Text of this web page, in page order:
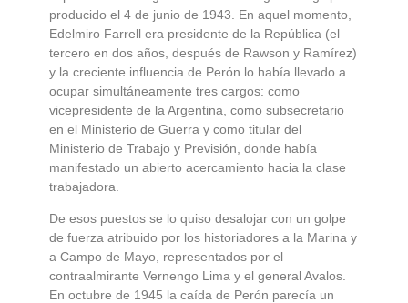
producido el 4 de junio de 1943. En aquel momento,
Edelmiro Farrell era presidente de la República (el
tercero en dos años, después de Rawson y Ramírez)
y la creciente influencia de Perón lo había llevado a
ocupar simultáneamente tres cargos: como
vicepresidente de la Argentina, como subsecretario
en el Ministerio de Guerra y como titular del
Ministerio de Trabajo y Previsión, donde había
manifestado un abierto acercamiento hacia la clase
trabajadora.
De esos puestos se lo quiso desalojar con un golpe
de fuerza atribuido por los historiadores a la Marina y
a Campo de Mayo, representados por el
contraalmirante Vernengo Lima y el general Avalos.
En octubre de 1945 la caída de Perón parecía un